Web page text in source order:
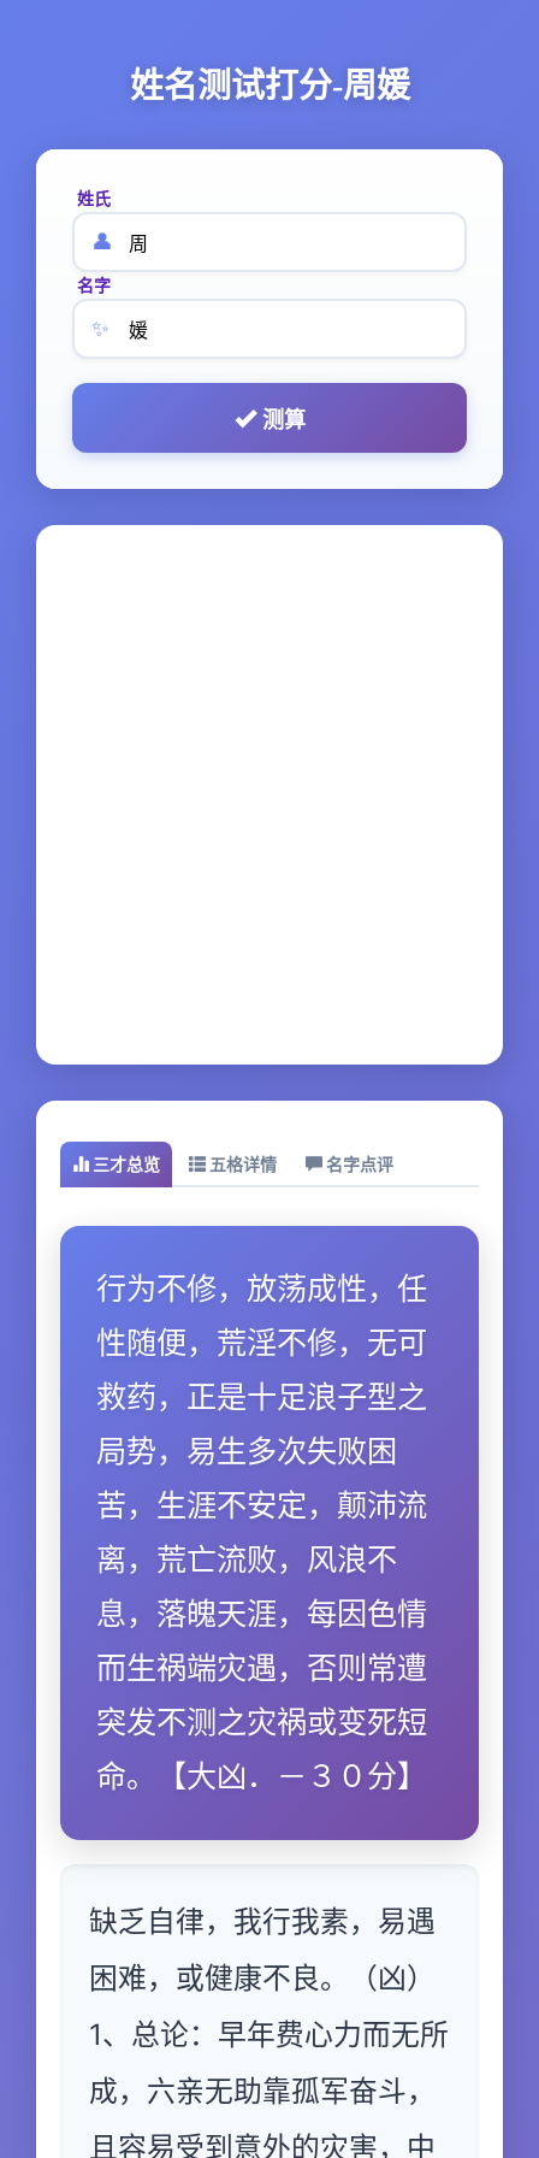
姓名测试打分-周媛
姓氏
👤
名字
✨
测算
三才总览 五格详情 名字点评
行为不修，放荡成性，任
性随便，荒淫不修，无可
救药，正是十足浪子型之
局势，易生多次失败困
苦，生涯不安定，颠沛流
离，荒亡流败，风浪不
息，落魄天涯，每因色情
而生祸端灾遇，否则常遭
突发不测之灾祸或变死短
命。【大凶．－３０分】
缺乏自律，我行我素，易遇
困难，或健康不良。（凶）
1、总论：早年费心力而无所
成，六亲无助靠孤军奋斗，
且容易受到意外的灾害，中